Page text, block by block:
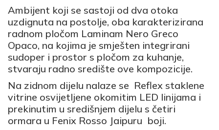
Ambijent koji se sastoji od dva otoka
uzdignuta na postolje, oba karakterizirana
radnom pločom Laminam Nero Greco
Opaco, na kojima je smješten integrirani
sudoper i prostor s pločom za kuhanje,
stvaraju radno središte ove kompozicije.
Na zidnom dijelu nalaze se Reflex staklene
vitrine osvijetljene okomitim LED linijama i
prekinutim u središnjem dijelu s četiri
ormara u Fenix ​​Rosso Jaipuru boji.